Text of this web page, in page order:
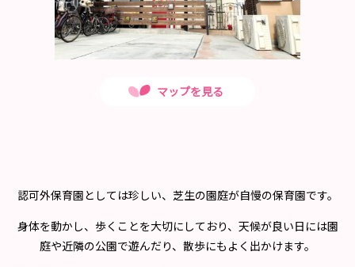
マップを見る
認可外保育園としては珍しい、芝生の園庭が自慢の保育園です。
身体を動かし、歩くことを大切にしており、天候が良い日には園
庭や近隣の公園で遊んだり、散歩にもよく出かけます。